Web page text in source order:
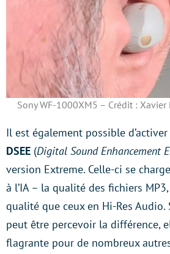
Sony WF-1000XM5 – Crédit : Xavier
Il est également possible d’activer
DSEE (Digital Sound Enhancement
version Extreme. Celle-ci se
à l’IA – la qualité des fichiers
qualité que ceux en Hi-Res
peut être percevoir la différence,
flagrante pour de nombreux